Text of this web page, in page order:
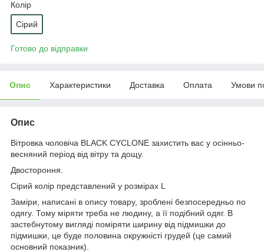
Колір
Сірий
Готово до відправки
Опис Характеристики Доставка Оплата Умови
Опис
Вітровка чоловіча BLACK CYCLONE захистить вас у осінньо-
весняний період від вітру та дощу.
Двостороння.
Сірий колір представлений у розмірах L
Заміри, написані в опису товару, зроблені безпосередньо по
одягу. Тому міряти треба не людину, а її подібний одяг. В
застебнутому вигляді поміряти ширину від підмишки до
підмишки, це буде половина окружністі грудей (це самий
основний показник).